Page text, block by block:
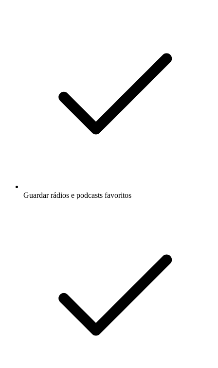
Guardar rádios e podcasts favoritos